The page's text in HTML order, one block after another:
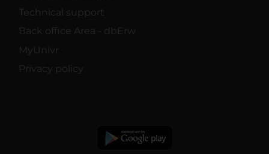
Technical support
Back office Area - dbErw
MyUnivr
Privacy policy